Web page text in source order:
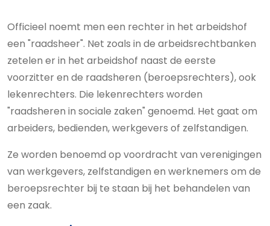
Officieel noemt men een rechter in het arbeidshof
een "raadsheer". Net zoals in de arbeidsrechtbanken
zetelen er in het arbeidshof naast de eerste
voorzitter en de raadsheren (beroepsrechters), ook
lekenrechters. Die lekenrechters worden
"raadsheren in sociale zaken" genoemd. Het gaat om
arbeiders, bedienden, werkgevers of zelfstandigen.
Ze worden benoemd op voordracht van verenigingen
van werkgevers, zelfstandigen en werknemers om de
beroepsrechter bij te staan bij het behandelen van
een zaak.